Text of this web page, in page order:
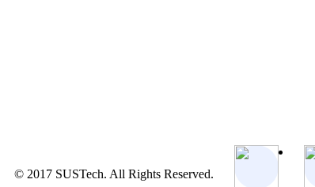
© 2017 SUSTech. All Rights Reserved.